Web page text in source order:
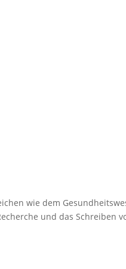
wie dem
und das Schrei­ben